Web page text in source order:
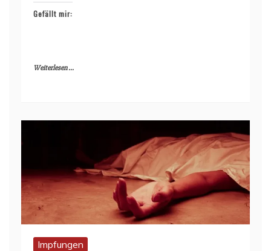
Gefällt mir:
Weiterlesen ...
Impfungen